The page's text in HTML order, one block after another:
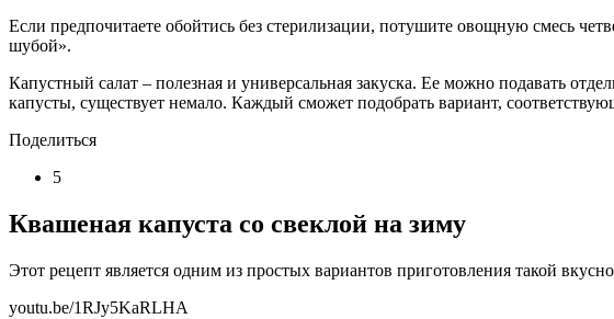
Если предпочитаете обойтись без стерилизации, потушите овощную смесь
шубой».
Капустный салат – полезная и универсальная закуска. Ее можно подавать
капусты, существует немало. Каждый сможет подобрать вариант,
Поделиться
5
Квашеная капуста со свеклой на зиму
Этот рецепт является одним из простых вариантов приготовления такой
youtu.be/1RJy5KaRLHA